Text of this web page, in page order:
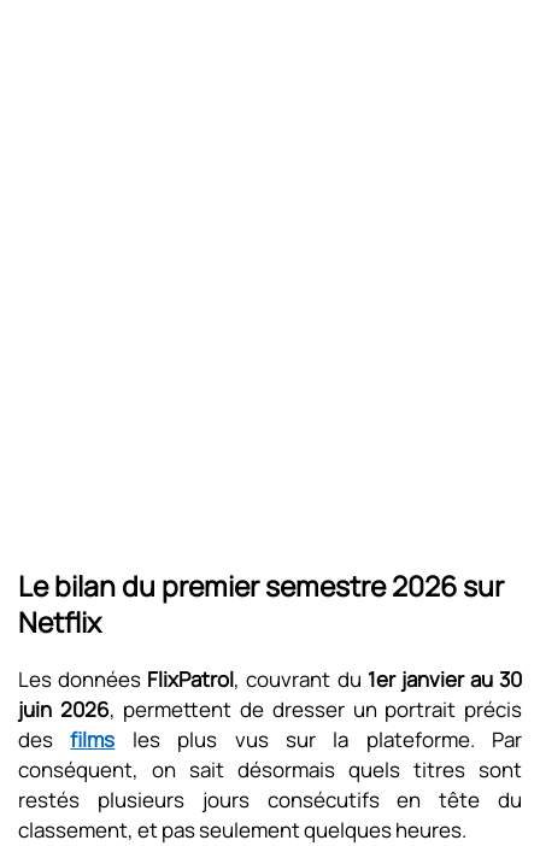
Le bilan du premier semestre 2026 sur
Netflix
Les données FlixPatrol, couvrant du 1er janvier au 30
juin 2026, permettent de dresser un portrait précis
desfilms les plus vus sur la plateforme. Par
conséquent, on sait désormais quels titres sont
restés plusieurs jours consécutifs en tête du
classement, et pas seulement quelques heures.